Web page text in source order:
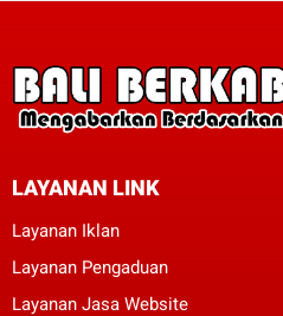
LAYANAN LINK
Layanan Iklan
Layanan Pengaduan
Layanan Jasa Website